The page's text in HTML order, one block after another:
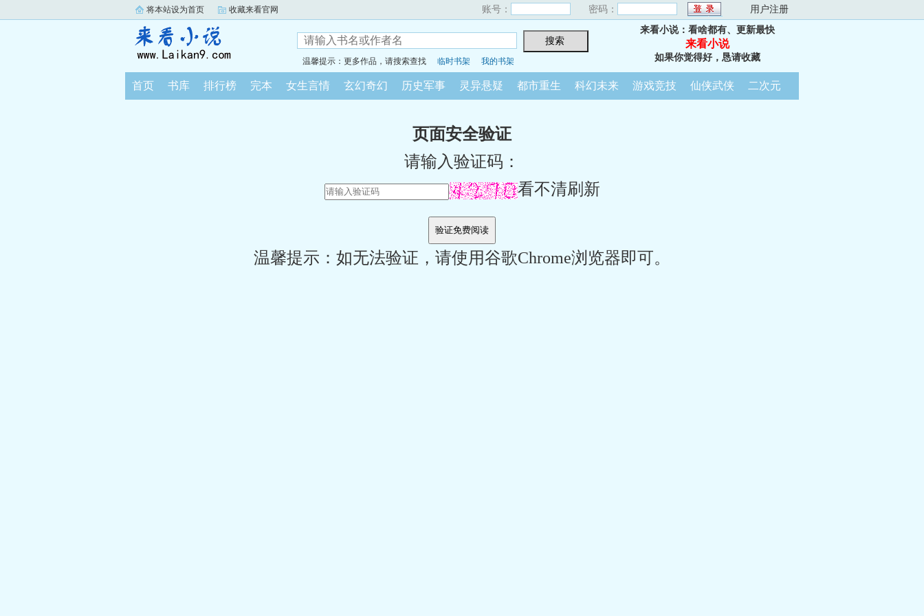
将本站设为首页 收藏来看官网 账号： 密码： 用户注册
温馨提示：更多作品，请搜索查找 临时书架 我的书架
来看小说：看啥都有、更新最快
来看小说
如果你觉得好，恳请收藏
首页 书库 排行榜 完本 女生言情 玄幻奇幻 历史军事 灵异悬疑 都市重生 科幻未来 游戏竞技 仙侠武侠 二次元
页面安全验证
请输入验证码：
看不清刷新
温馨提示：如无法验证，请使用谷歌Chrome浏览器即可。